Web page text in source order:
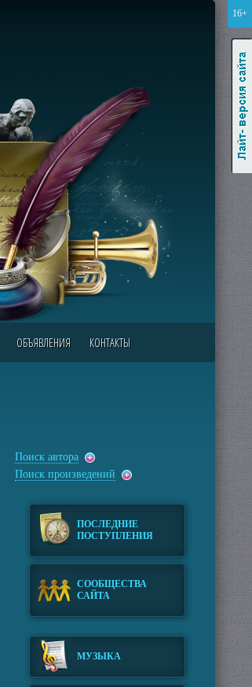
16+
ОБЪЯВЛЕНИЯ КОНТАКТЫ
Поиск автора
Поиск произведений
ПОСЛЕДНИЕ
ПОСТУПЛЕНИЯ
СООБЩЕСТВА
САЙТА
МУЗЫКА